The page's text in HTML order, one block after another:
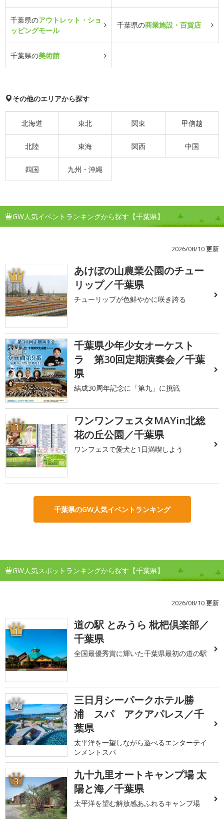
千葉県のアウトレット・ショ
ッピングモール
千葉県の商業施設・百貨店
千葉県の美術館
その他のエリアから探す
北海道 東北 関東 甲信越
北陸 東海 関西 中国
四国 九州・沖縄
GW人気イベントランキングから探す【千葉県】
2026/08/10 更新
1
あけぼの山農業公園のチュー
リップ／千葉県
チューリップが色鮮やかに咲き誇る
2
千葉県少年少女オーケスト
ラ 第30回定期演奏会／千葉
県
結成30周年記念に「第九」に挑戦
3
ワンワンフェスタMAYin北総
花の丘公園／千葉県
ワンフェスで愛犬と1日満喫しよう
千葉県のGW人気イベントランキング
GW人気スポットランキングから探す【千葉県】
2026/08/10 更新
1
道の駅 とみうら 枇杷倶楽部／
千葉県
全国最優秀賞に輝いた千葉県最初の道の駅
2
三日月シーパークホテル勝
浦 スパ アクアパレス／千
葉県
太平洋を一望しながら遊べるエンターテイ
ンメントスパ
3
九十九里オートキャンプ場 太
陽と海／千葉県
太平洋を望む解放感あふれるキャンプ場